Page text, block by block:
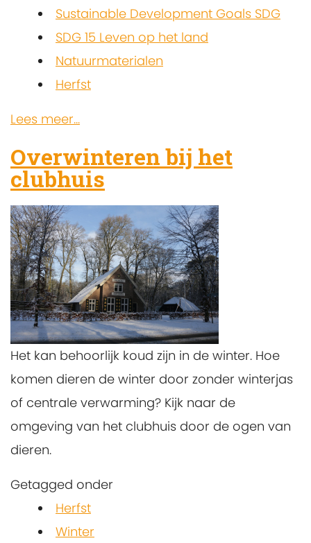
Sustainable Development Goals SDG
SDG 15 Leven op het land
Natuurmaterialen
Herfst
Lees meer...
Overwinteren bij het
clubhuis
Het kan behoorlijk koud zijn in de winter. Hoe
komen dieren de winter door zonder winterjas
of centrale verwarming? Kijk naar de
omgeving van het clubhuis door de ogen van
dieren.
Getagged onder
Herfst
Winter